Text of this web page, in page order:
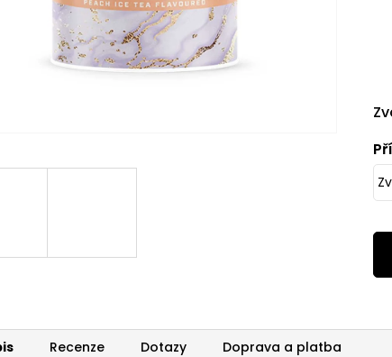
Recenze Dotazy Doprava a platba